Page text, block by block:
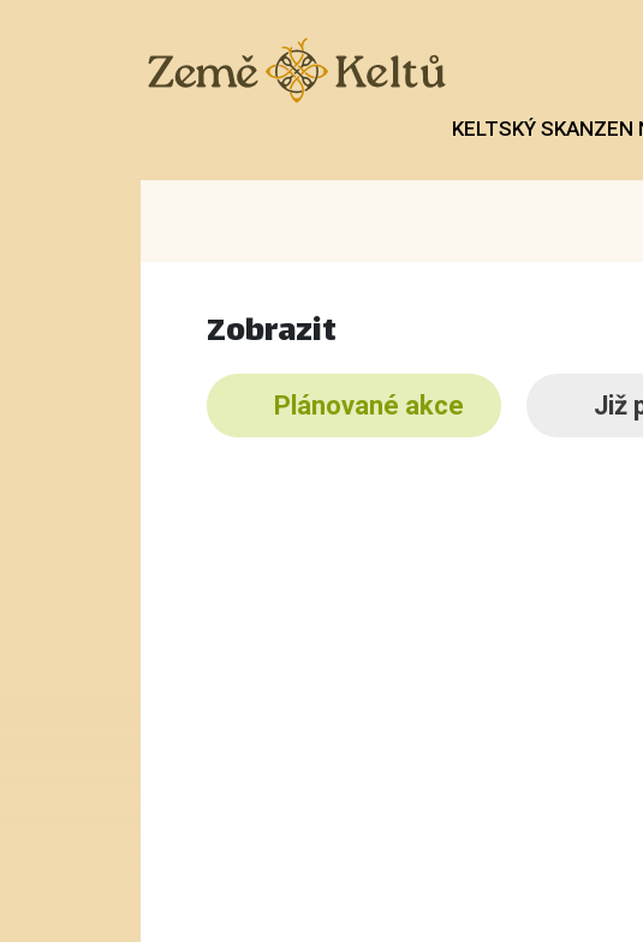
KELTSKÝ SKANZEN
Zobrazit
Plánované akce Již